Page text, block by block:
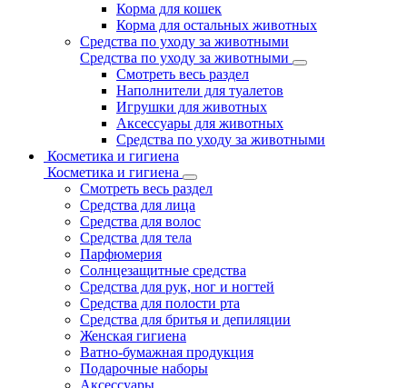
Корма для кошек
Корма для остальных животных
Средства по уходу за животными
Средства по уходу за животными
Смотреть весь раздел
Наполнители для туалетов
Игрушки для животных
Аксессуары для животных
Средства по уходу за животными
Косметика и гигиена
Косметика и гигиена
Смотреть весь раздел
Средства для лица
Средства для волос
Средства для тела
Парфюмерия
Солнцезащитные средства
Средства для рук, ног и ногтей
Средства для полости рта
Средства для бритья и депиляции
Женская гигиена
Ватно-бумажная продукция
Подарочные наборы
Аксессуары